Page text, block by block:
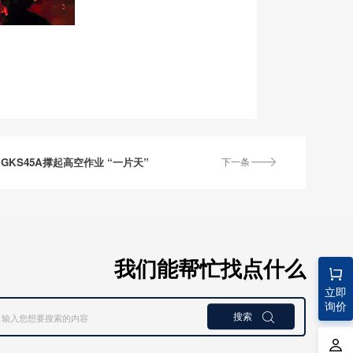
下一条
撑起高空作业 “一片天”
立即
询价
我们能帮忙找点什么
搜索 